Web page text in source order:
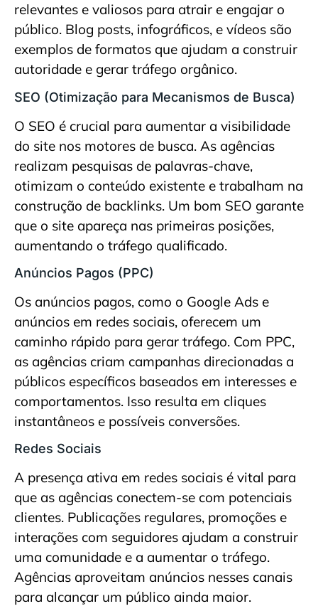
relevantes e valiosos para atrair e engajar o
público. Blog posts, infográficos, e vídeos são
exemplos de formatos que ajudam a construir
autoridade e gerar tráfego orgânico.
SEO (Otimização para Mecanismos de Busca)
O SEO é crucial para aumentar a visibilidade
do site nos motores de busca. As agências
realizam pesquisas de palavras-chave,
otimizam o conteúdo existente e trabalham na
construção de backlinks. Um bom SEO garante
que o site apareça nas primeiras posições,
aumentando o tráfego qualificado.
Anúncios Pagos (PPC)
Os anúncios pagos, como o Google Ads e
anúncios em redes sociais, oferecem um
caminho rápido para gerar tráfego. Com PPC,
as agências criam campanhas direcionadas a
públicos específicos baseados em interesses e
comportamentos. Isso resulta em cliques
instantâneos e possíveis conversões.
Redes Sociais
A presença ativa em redes sociais é vital para
que as agências conectem-se com potenciais
clientes. Publicações regulares, promoções e
interações com seguidores ajudam a construir
uma comunidade e a aumentar o tráfego.
Agências aproveitam anúncios nesses canais
para alcançar um público ainda maior.